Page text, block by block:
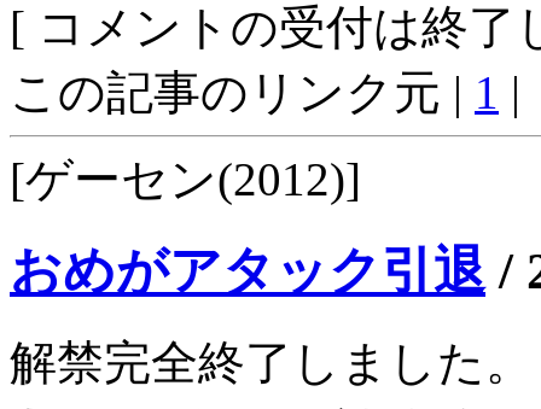
[ コメントの受付は終了
この記事のリンク元 | 1 |
[ゲーセン(2012)]
おめがアタック引退/
解禁完全終了しました。